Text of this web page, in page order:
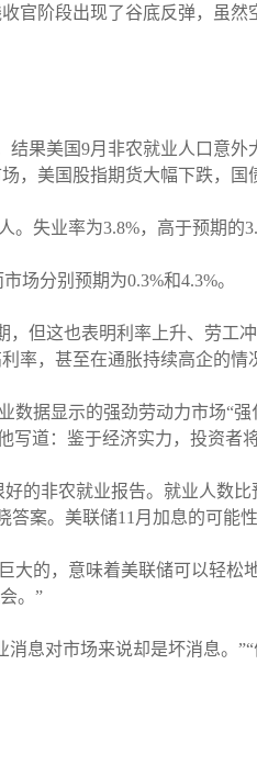
官阶段出现了谷底反弹，虽
果美国9月非农就业人口意
，美国股指期货大幅下跌，国
失业率为3.8%，高于预期的
场分别预期为0.3%和4.3%。
但这也表明利率上升、劳工
率，甚至在通胀持续高企的情
业数据显示的强劲劳动力市场
道：鉴于经济实力，投资者
的非农就业报告。就业人数
案。美联储11月加息的可能
大的，意味着美联储可以轻
。”
消息对市场来说却是坏消息